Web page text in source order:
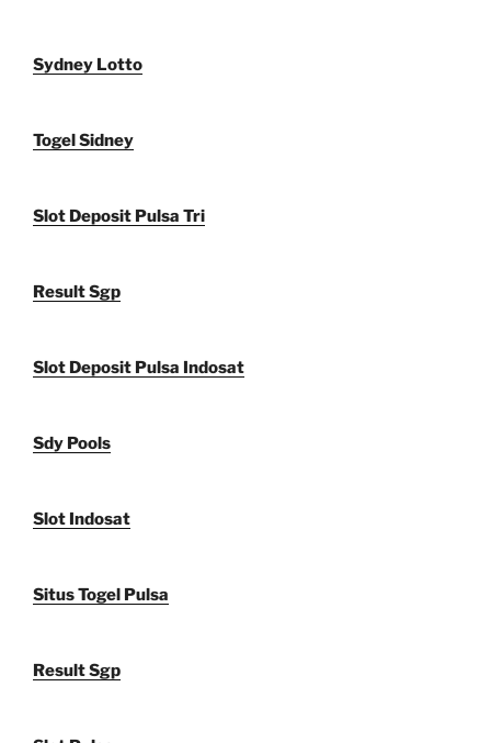
Sydney Lotto
Togel Sidney
Slot Deposit Pulsa Tri
Result Sgp
Slot Deposit Pulsa Indosat
Sdy Pools
Slot Indosat
Situs Togel Pulsa
Result Sgp